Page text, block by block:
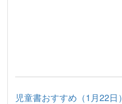
児童書おすすめ（1月22日）